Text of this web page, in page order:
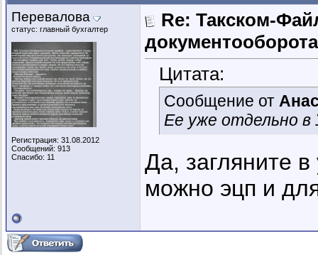
Перевалова
статус: главный бухгалтер
Регистрация: 31.08.2012
Сообщений: 913
Спасибо: 11
Re: Такском-
документооборота
Цитата:
Сообщение от
Ее уже отдельно в
Да, загляните
можно эцп и